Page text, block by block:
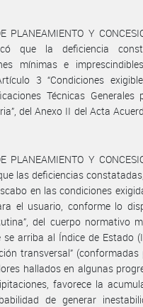
PLANEAMIENTO Y
que la deficiencia
mínimas e
3 “Condiciones
Técnicas
del Anexo II del Acta
PLANEAMIENTO Y
las deficiencias
en las condiciones
el usuario, conforme lo
del cuerpo normativo
arriba al Índice de Estado
transversal”
hallados en algunas
favorece la
de generar